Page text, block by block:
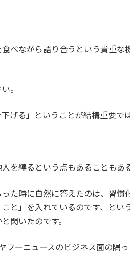
べながら語り合うという貴重
。
げる」ということが結構重要で
を縛るという点もあることもあ
た時に自然に答えたのは、習
と」を入れているのです、と
閃いたのです。
ーニュースのビジネス面の隅